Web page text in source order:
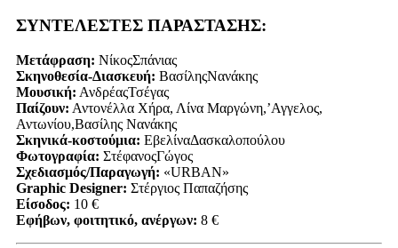
ΣΥΝΤΕΛΕΣΤΕΣ ΠΑΡΑΣΤΑΣΗΣ:
Μετάφραση: ΝίκοςΣπάνιας
Σκηνοθεσία-Διασκευή: ΒασίληςΝανάκης
Μουσική: ΑνδρέαςΤσέγας
Παίζουν: Αντονέλλα Χήρα, Λίνα Μαργώνη,’Αγγελος,
Αντωνίου,Βασίλης Νανάκης
Σκηνικά-κοστούμια: ΕβελίναΔασκαλοπούλου
Φωτογραφία: ΣτέφανοςΓώγος
Σχεδιασμός/Παραγωγή: «URBAN»
Graphic Designer: Στέργιος Παπαζήσης
Είσοδος: 10 €
Εφήβων, φοιτητικό, ανέργων: 8 €